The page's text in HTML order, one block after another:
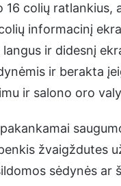
16 colių
informacinį
ir didesnį
ir berakta
ir salono oro
žvaigždutes
sėdynės ar